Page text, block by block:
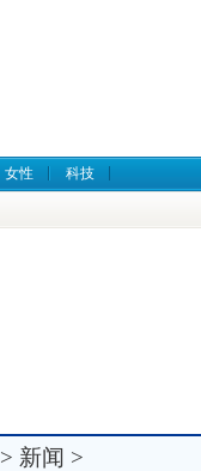
女性 科技
> 新闻 >